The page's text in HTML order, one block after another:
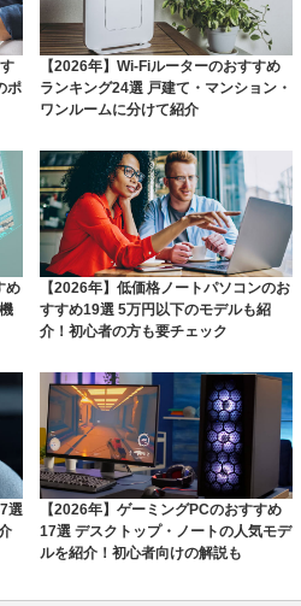
ポ
【2026年】Wi-Fiルーターのおすすめ
ランキング24選 戸建て・マンション・
ワンルームに分けて紹介
め
【2026年】低価格ノートパソコンのお
すすめ19選 5万円以下のモデルも紹
介！初心者の方も要チェック
選
【2026年】ゲーミングPCのおすすめ
17選 デスクトップ・ノートの人気モデ
ルを紹介！初心者向けの解説も